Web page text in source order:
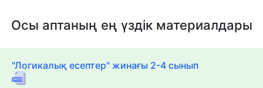
Осы аптаның ең үздік материалдары
"Логикалық есептер" жинағы 2-4 сынып